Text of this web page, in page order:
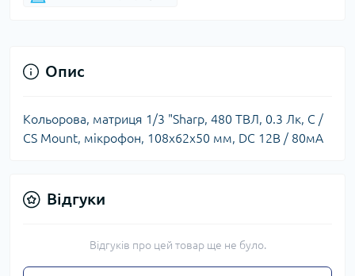
Опис
Кольорова, матриця 1/3 "Sharp, 480 ТВЛ, 0.3 Лк, C /
CS Mount, мікрофон, 108x62x50 мм, DC 12В / 80мА
Відгуки
Відгуків про цей товар ще не було.